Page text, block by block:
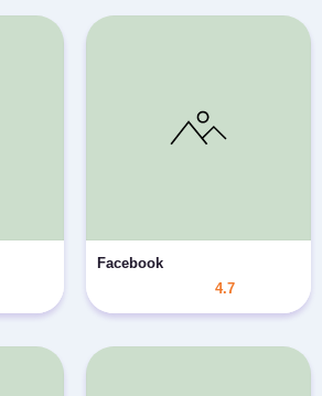
Facebook
4.7